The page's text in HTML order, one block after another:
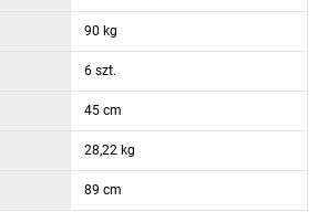
90 kg
6 szt.
45 cm
28,22 kg
89 cm